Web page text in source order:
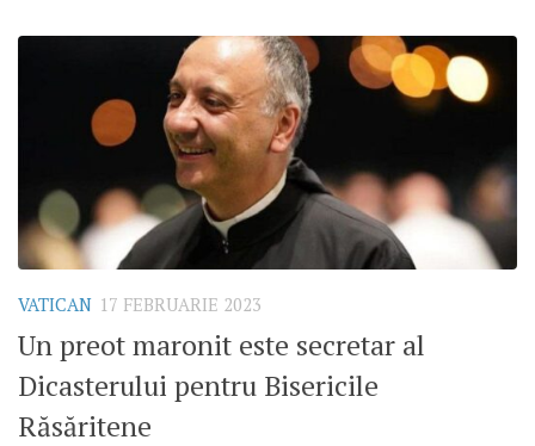
VATICAN 17 FEBRUARIE 2023
Un preot maronit este secretar al
Dicasterului pentru Bisericile
Răsăritene